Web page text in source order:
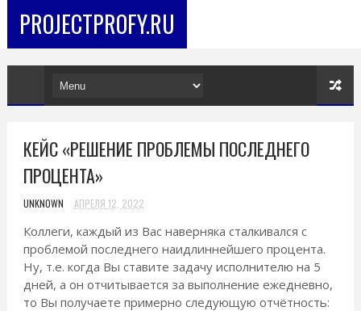
PROJECTPROFY.RU
КЕЙС «РЕШЕНИЕ ПРОБЛЕМЫ ПОСЛЕДНЕГО
ПРОЦЕНТА»
UNKNOWN АПРЕЛЯ 12, 2022
Коллеги, каждый из Вас наверняка сталкивался с
проблемой последнего наидлиннейшего процента.
Ну, т.е. когда Вы ставите задачу исполнителю на 5
дней, а он отчитывается за выполнение ежедневно,
то Вы получаете примерно следующую отчётность: